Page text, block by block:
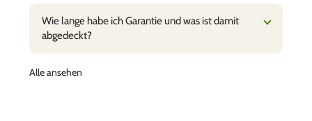
Wie lange habe ich Garantie und was ist damit
abgedeckt?
Alle ansehen